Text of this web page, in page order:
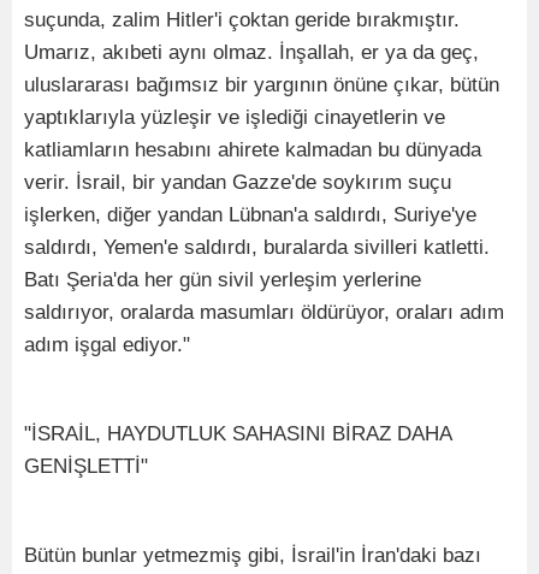
suçunda, zalim Hitler'i çoktan geride bırakmıştır.
Umarız, akıbeti aynı olmaz. İnşallah, er ya da geç,
uluslararası bağımsız bir yargının önüne çıkar, bütün
yaptıklarıyla yüzleşir ve işlediği cinayetlerin ve
katliamların hesabını ahirete kalmadan bu dünyada
verir. İsrail, bir yandan Gazze'de soykırım suçu
işlerken, diğer yandan Lübnan'a saldırdı, Suriye'ye
saldırdı, Yemen'e saldırdı, buralarda sivilleri katletti.
Batı Şeria'da her gün sivil yerleşim yerlerine
saldırıyor, oralarda masumları öldürüyor, oraları adım
adım işgal ediyor."
"İSRAİL, HAYDUTLUK SAHASINI BİRAZ DAHA
GENİŞLETTİ"
Bütün bunlar yetmezmiş gibi, İsrail'in İran'daki bazı